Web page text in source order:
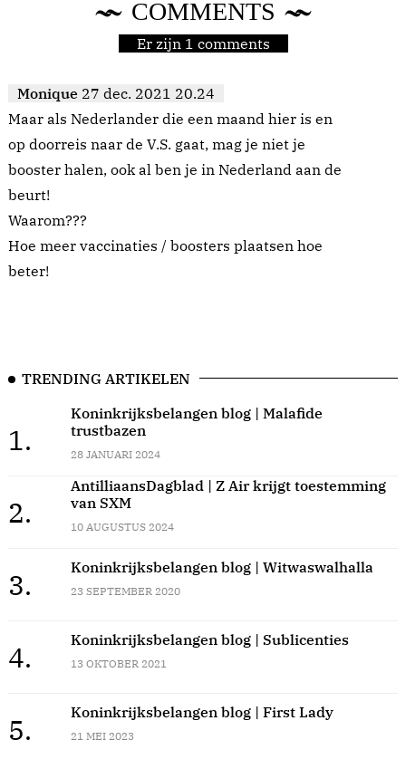
COMMENTS
Er zijn 1 comments
Monique 27 dec. 2021 20.24
Maar als Nederlander die een maand hier is en
op doorreis naar de V.S. gaat, mag je niet je
booster halen, ook al ben je in Nederland aan de
beurt!
Waarom???
Hoe meer vaccinaties / boosters plaatsen hoe
beter!
TRENDING ARTIKELEN
1.
Koninkrijksbelangen blog | Malafide
trustbazen
28 JANUARI 2024
2.
AntilliaansDagblad | Z Air krijgt toestemming
van SXM
10 AUGUSTUS 2024
3.
Koninkrijksbelangen blog | Witwaswalhalla
23 SEPTEMBER 2020
4.
Koninkrijksbelangen blog | Sublicenties
13 OKTOBER 2021
5.
Koninkrijksbelangen blog | First Lady
21 MEI 2023